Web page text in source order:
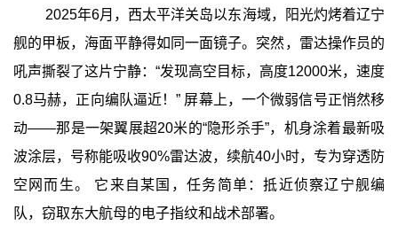
2025年6月，西太平洋关岛以东海域，阳光灼烤着辽宁
舰的甲板，海面平静得如同一面镜子。突然，雷达操作员的
吼声撕裂了这片宁静：“发现高空目标，高度12000米，速度
0.8马赫，正向编队逼近！” 屏幕上，一个微弱信号正悄然移
动——那是一架翼展超20米的“隐形杀手”，机身涂着最新吸
波涂层，号称能吸收90%雷达波，续航40小时，专为穿透防
空网而生。 它来自某国，任务简单：抵近侦察辽宁舰编
队，窃取东大航母的电子指纹和战术部署。